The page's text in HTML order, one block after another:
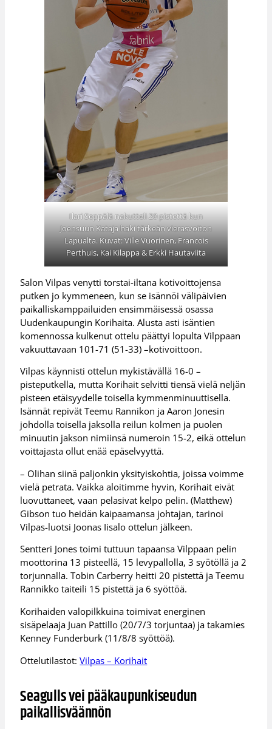
Ilari Seppälä nakutteli 20 pistettä kun
Joensuun Kataja haki tärkeän vierasvoiton
Lapualta. Kuvat: Ville Vuorinen, Francois
Perthuis, Kai Kilappa & Erkki Hautaviita
Salon Vilpas venytti torstai-iltana kotivoittojensa
putken jo kymmeneen, kun se isännöi välipäivien
paikalliskamppailuiden ensimmäisessä osassa
Uudenkaupungin Korihaita. Alusta asti isäntien
komennossa kulkenut ottelu päättyi lopulta Vilppaan
vakuuttavaan 101-71 (51-33) –kotivoittoon.
Vilpas käynnisti ottelun mykistävällä 16-0 –
pisteputkella, mutta Korihait selvitti tiensä vielä neljän
pisteen etäisyydelle toisella kymmenminuuttisella.
Isännät repivät Teemu Rannikon ja Aaron Jonesin
johdolla toisella jaksolla reilun kolmen ja puolen
minuutin jakson nimiinsä numeroin 15-2, eikä ottelun
voittajasta ollut enää epäselvyyttä.
– Olihan siinä paljonkin yksityiskohtia, joissa voimme
vielä petrata. Vaikka aloitimme hyvin, Korihait eivät
luovuttaneet, vaan pelasivat kelpo pelin. (Matthew)
Gibson tuo heidän kaipaamansa johtajan, tarinoi
Vilpas-luotsi Joonas Iisalo ottelun jälkeen.
Sentteri Jones toimi tuttuun tapaansa Vilppaan pelin
moottorina 13 pisteellä, 15 levypallolla, 3 syötöllä ja 2
torjunnalla. Tobin Carberry heitti 20 pistettä ja Teemu
Rannikko taiteili 15 pistettä ja 6 syöttöä.
Korihaiden valopilkkuina toimivat energinen
sisäpelaaja Juan Pattillo (20/7/3 torjuntaa) ja takamies
Kenney Funderburk (11/8/8 syöttöä).
Ottelutilastot:Vilpas – Korihait
Seagulls vei pääkaupunkiseudun
paikallisväännön